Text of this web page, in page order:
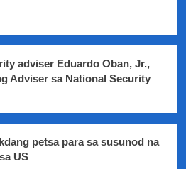
adviser Eduardo Oban, Jr.,
Adviser sa National Security
petsa para sa susunod na
US